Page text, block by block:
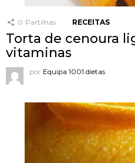
0 Partilhas RECEITAS
Torta de cenoura
vitaminas
por Equipa 1001 dietas